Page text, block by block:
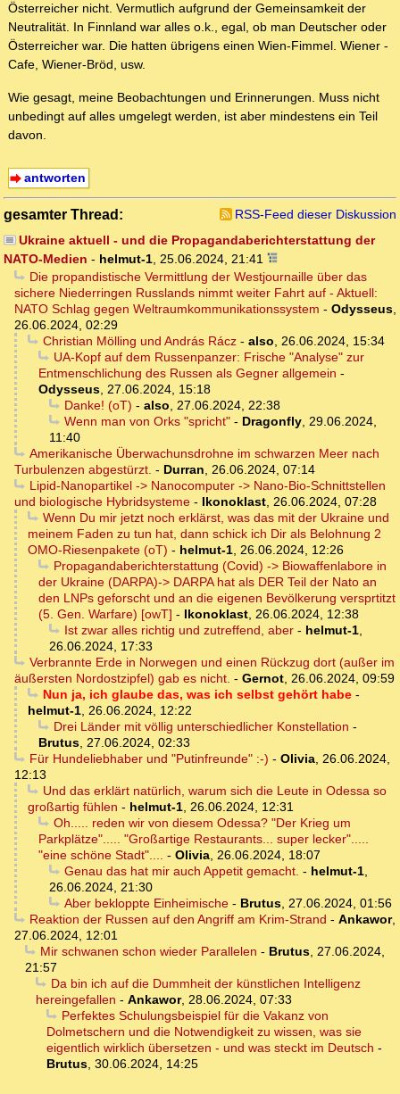
Österreicher nicht. Vermutlich aufgrund der Gemeinsamkeit der
Neutralität. In Finnland war alles o.k., egal, ob man Deutscher oder
Österreicher war. Die hatten übrigens einen Wien-Fimmel. Wiener -
Cafe, Wiener-Bröd, usw.
Wie gesagt, meine Beobachtungen und Erinnerungen. Muss nicht
unbedingt auf alles umgelegt werden, ist aber mindestens ein Teil
davon.
antworten
gesamter Thread:
RSS-Feed dieser Diskussion
Ukraine aktuell - und die Propagandaberichterstattung der
NATO-Medien - helmut-1, 25.06.2024, 21:41
Die propandistische Vermittlung der Westjournaille über das
sichere Niederringen Russlands nimmt weiter Fahrt auf - Aktuell:
NATO Schlag gegen Weltraumkommunikationssystem - Odysseus,
26.06.2024, 02:29
Christian Mölling und András Rácz- also, 26.06.2024, 15:34
UA-Kopf auf dem Russenpanzer: Frische "Analyse" zur
Entmenschlichung des Russen als Gegner allgemein -
Odysseus, 27.06.2024, 15:18
Danke! (oT) - also, 27.06.2024, 22:38
Wenn man von Orks "spricht"- Dragonfly, 29.06.2024,
11:40
Amerikanische Überwachunsdrohne im schwarzen Meer nach
Turbulenzen abgestürzt. - Durran, 26.06.2024, 07:14
Lipid-Nanopartikel -> Nanocomputer -> Nano-Bio-Schnittstellen
und biologische Hybridsysteme - Ikonoklast, 26.06.2024, 07:28
Wenn Du mir jetzt noch erklärst, was das mit der Ukraine und
meinem Faden zu tun hat, dann schick ich Dir als Belohnung 2
OMO-Riesenpakete (oT) - helmut-1, 26.06.2024, 12:26
Propagandaberichterstattung (Covid) -> Biowaffenlabore in
der Ukraine (DARPA)-> DARPA hat als DER Teil der Nato an
den LNPs geforscht und an die eigenen Bevölkerung versprtitzt
(5. Gen. Warfare) [owT] - Ikonoklast, 26.06.2024, 12:38
Ist zwar alles richtig und zutreffend, aber- helmut-1,
26.06.2024, 17:33
Verbrannte Erde in Norwegen und einen Rückzug dort (außer im
äußersten Nordostzipfel) gab es nicht. - Gernot, 26.06.2024, 09:59
Nun ja, ich glaube das, was ich selbst gehört habe-
helmut-1, 26.06.2024, 12:22
Drei Länder mit völlig unterschiedlicher Konstellation -
Brutus, 27.06.2024, 02:33
Für Hundeliebhaber und "Putinfreunde" :-) - Olivia, 26.06.2024,
12:13
Und das erklärt natürlich, warum sich die Leute in Odessa so
großartig fühlen - helmut-1, 26.06.2024, 12:31
Oh..... reden wir von diesem Odessa? "Der Krieg um
Parkplätze"..... "Großartige Restaurants... super lecker".....
"eine schöne Stadt".... - Olivia, 26.06.2024, 18:07
Genau das hat mir auch Appetit gemacht. - helmut-1,
26.06.2024, 21:30
Aber bekloppte Einheimische- Brutus, 27.06.2024, 01:56
Reaktion der Russen auf den Angriff am Krim-Strand - Ankawor,
27.06.2024, 12:01
Mir schwanen schon wieder Parallelen - Brutus, 27.06.2024,
21:57
Da bin ich auf die Dummheit der künstlichen Intelligenz
hereingefallen - Ankawor, 28.06.2024, 07:33
Perfektes Schulungsbeispiel für die Vakanz von
Dolmetschern und die Notwendigkeit zu wissen, was sie
eigentlich wirklich übersetzen - und was steckt im Deutsch -
Brutus, 30.06.2024, 14:25